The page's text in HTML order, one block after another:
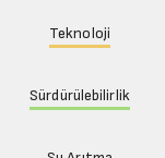
Teknoloji
Sürdürülebilirlik